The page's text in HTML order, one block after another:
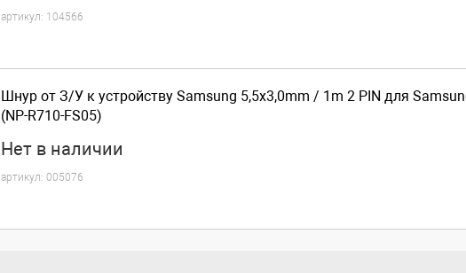
артикул: 104566
Шнур от З/У к устройству Samsung 5,5x3,0mm / 1m 2 PIN для
(NP-R710-FS05)
Нет в наличии
артикул: 005076